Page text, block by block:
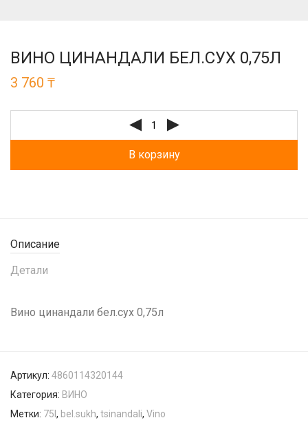
ВИНО ЦИНАНДАЛИ БЕЛ.СУХ 0,75Л
3 760 ₸
В корзину
Описание
Детали
Вино цинандали бел.сух 0,75л
Артикул: 4860114320144
Категория: ВИНО
Метки: 75l , bel.sukh, tsinandali, Vino